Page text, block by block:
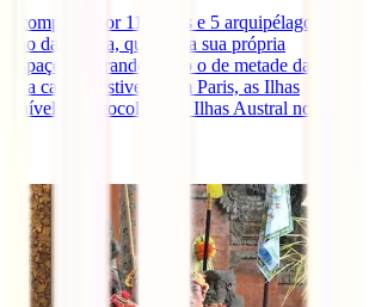
é composta por 118 ilhas e 5 arquipélagos.
da França, que tem a sua própria
espaço tão grande como o de metade da
a capital, estivesse em Paris, as Ilhas
nível de Estocolmo, as Ilhas Austral nos